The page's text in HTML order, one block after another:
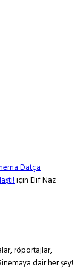
Datça
içinElif Naz
röportajlar,
dair her şey!